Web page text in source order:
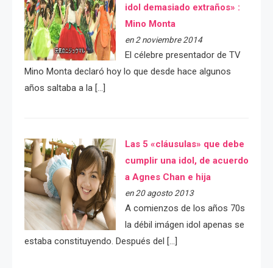
idol demasiado extraños» :
Mino Monta
en 2 noviembre 2014
El célebre presentador de TV
Mino Monta declaró hoy lo que desde hace algunos
años saltaba a la […]
Las 5 «cláusulas» que debe
cumplir una idol, de acuerdo
a Agnes Chan e hija
en 20 agosto 2013
A comienzos de los años 70s
la débil imágen idol apenas se
estaba constituyendo. Después del […]